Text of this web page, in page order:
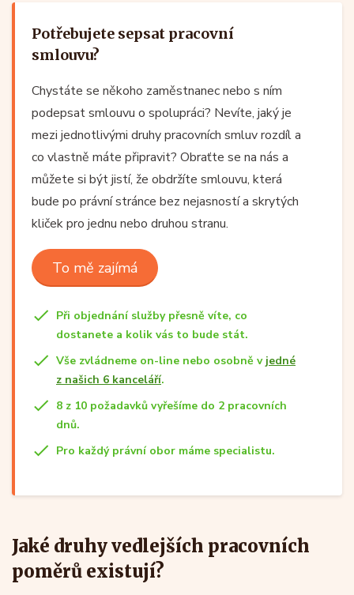
Potřebujete sepsat pracovní
smlouvu?
Chystáte se někoho zaměstnanec nebo s ním
podepsat smlouvu o spolupráci? Nevíte, jaký je
mezi jednotlivými druhy pracovních smluv rozdíl a
co vlastně máte připravit? Obraťte se na nás a
můžete si být jistí, že obdržíte smlouvu, která
bude po právní stránce bez nejasností a skrytých
kliček pro jednu nebo druhou stranu.
To mě zajímá
Při objednání služby přesně víte, co
dostanete a kolik vás to bude stát.
Vše zvládneme on-line nebo osobně v jedné
z našich 6 kanceláří.
8 z 10 požadavků vyřešíme do 2 pracovních
dnů.
Pro každý právní obor máme specialistu.
Jaké druhy vedlejších pracovních
poměrů existují?